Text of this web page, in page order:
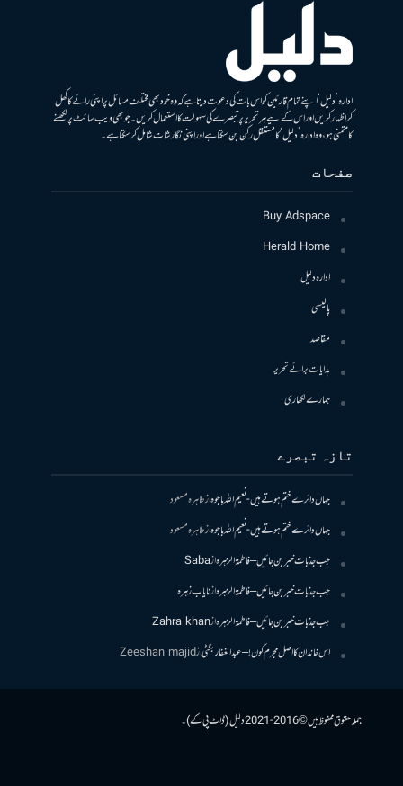
ادارہ ’دلیل‘ اپنے تمام قارئین کو اس بات کی دعوت دیتا ہے کہ وہ خود بھی مختلف مسائل پر اپنی رائے کا کھل
کر اظہار کریں اور اس کے لیے ہر تحریر پر تبصرے کی سہولت کا استعمال کریں۔ جو بھی ویب سائٹ پر لکھنے
کا متمنی ہو، وہ ادارہ ’دلیل‘ کا مستقل رکن بن سکتا ہے اور اپنی نگارشات شامل کرسکتا ہے۔
صفحات
Buy Adspace
Herald Home
ادارہ دلیل
پالیسی
مقاصد
ہدایات برائے تحریر
ہمارے لکھاری
تازہ تبصرے
جہاں دائرے ختم ہوتے ہیں- نعیم اللہ باجوہازطاہرہ مسعود
جہاں دائرے ختم ہوتے ہیں- نعیم اللہ باجوہازطاہرہ مسعود
جب جذبات خبر بن جائیں – فاطمۃالزہرہازSaba
جب جذبات خبر بن جائیں – فاطمۃالزہرہازنایاب زہرہ
جب جذبات خبر بن جائیں – فاطمۃالزہرہازZahra khan
اس خاندان کا اصل مجرم کون! – عبدالغفار بگٹیازZeeshan majid
جملہ حقوق محفوظ ہیں © 2016-2021 دلیل (ڈاٹ پی کے)۔